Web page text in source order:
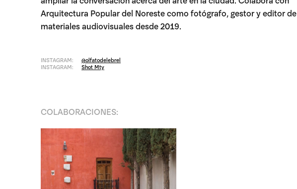
Arquitectura Popular del Noreste como fotógrafo, gestor y editor de
materiales audiovisuales desde 2019.
INSTAGRAM:
INSTAGRAM:
@olfatodelebrel
Shot Mty
COLABORACIONES: